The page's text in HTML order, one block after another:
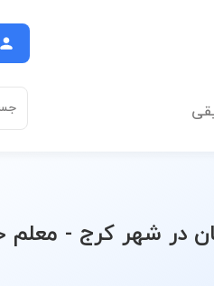
در شهر کرج - معلم
فارسی ششم به هفتم